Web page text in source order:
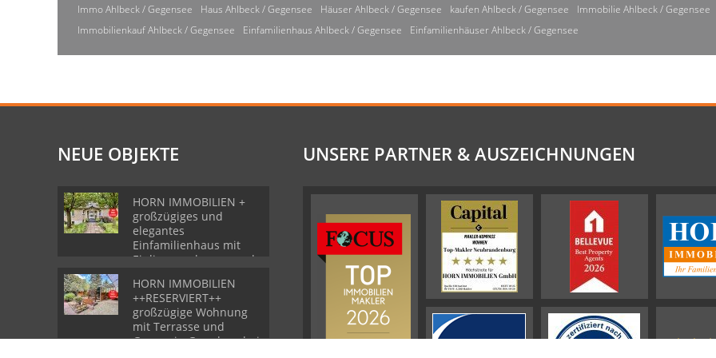
Immo Ahlbeck / Gegensee Haus Ahlbeck / Gegensee Häuser Ahlbeck / Gegensee kaufen Ahlbeck / Gegensee
Immobilie Ahlbeck / Gegensee
Immobilienkauf Ahlbeck / Gegensee
Einfamilienhaus Ahlbeck / Gegensee Einfamilienhäuser Ahlbeck / Gegensee
NEUE OBJEKTE
HORN IMMOBILIEN +
großzügiges und
elegantes
Einfamilienhaus mit
Einliegerwohnung und
HORN IMMOBILIEN
++RESERVIERT++
großzügige Wohnung
mit Terrasse und
Garage in Grambow bei
UNSERE PARTNER & AUSZEICHNUNGEN